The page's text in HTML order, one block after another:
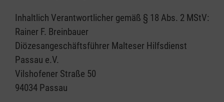
Inhaltlich Verantwortlicher gemäß § 18 Abs. 2 MStV:
Rainer F. Breinbauer
Diözesangeschäftsführer Malteser Hilfsdienst
Passau e.V.
Vilshofener Straße 50
94034 Passau